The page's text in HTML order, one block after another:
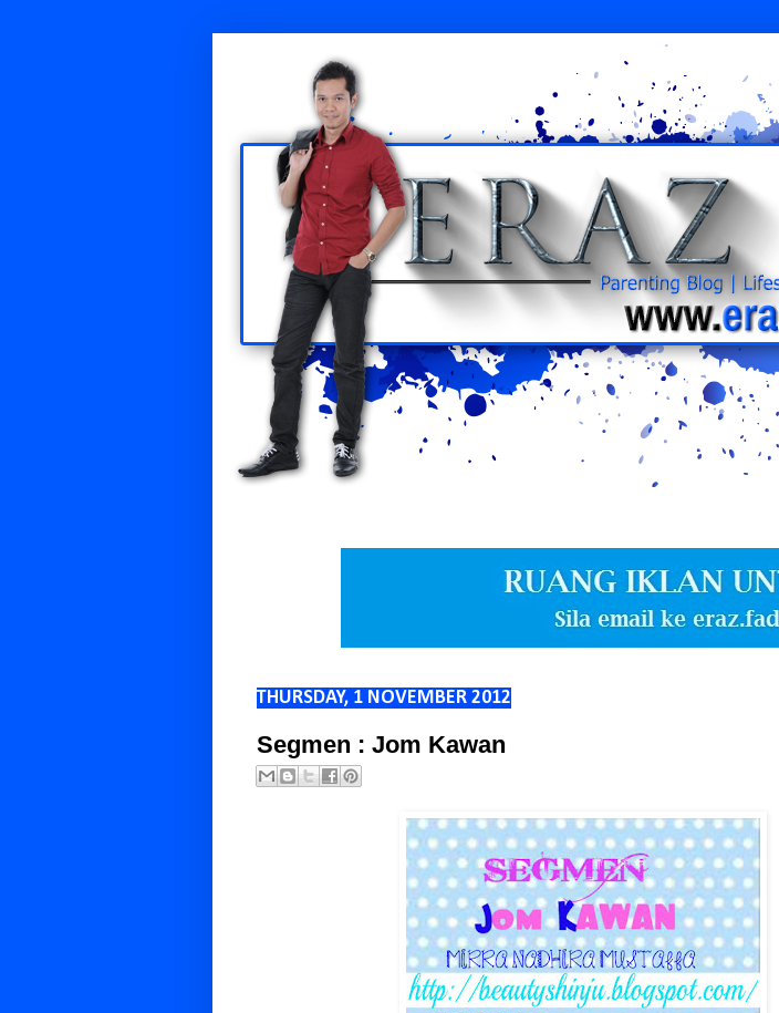
THURSDAY, 1 NOVEMBER 2012
Segmen : Jom Kawan